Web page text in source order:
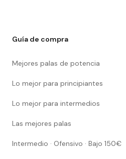
Guía de compra
Mejores palas de potencia
Lo mejor para principiantes
Lo mejor para intermedios
Las mejores palas
Intermedio · Ofensivo · Bajo 150€